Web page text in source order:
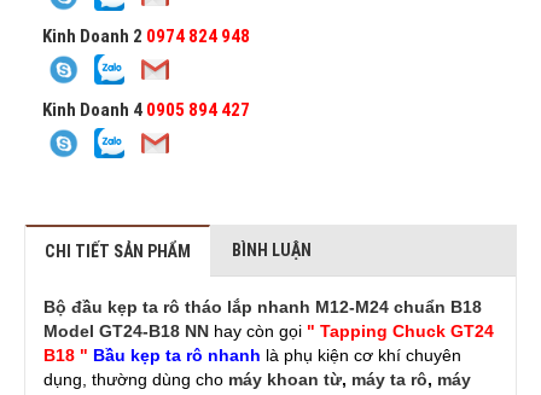
Kinh Doanh 2 0974 824 948
Kinh Doanh 4 0905 894 427
CHI TIẾT SẢN PHẨM BÌNH LUẬN
Bộ đầu kẹp ta rô tháo lắp nhanh M12-M24 chuẩn B18
Model GT24-B18 NN hay còn gọi " Tapping Chuck GT24
B18 " Bầu kẹp ta rô nhanh là phụ kiện cơ khí chuyên
dụng, thường dùng cho máy khoan từ, máy ta rô, máy